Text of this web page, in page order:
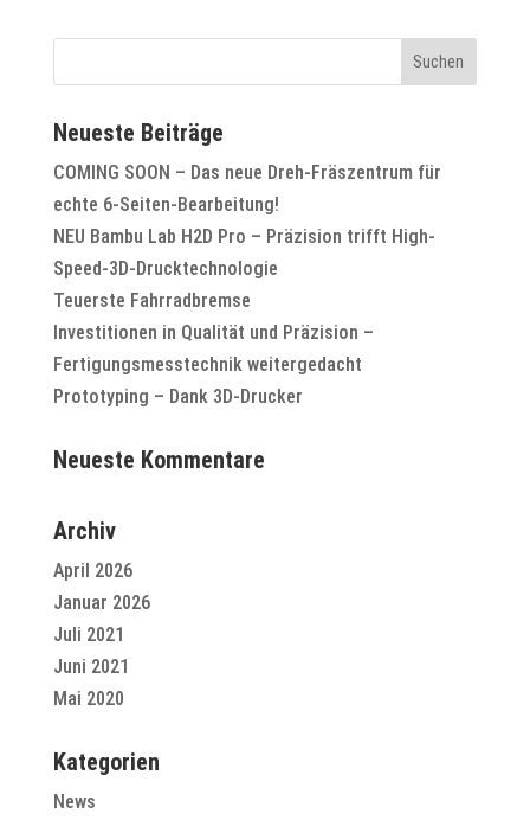
Neueste Beiträge
COMING SOON – Das neue Dreh-Fräszentrum für
echte 6-Seiten-Bearbeitung!
NEU Bambu Lab H2D Pro – Präzision trifft High-
Speed-3D-Drucktechnologie
Teuerste Fahrradbremse
Investitionen in Qualität und Präzision –
Fertigungsmesstechnik weitergedacht
Prototyping – Dank 3D-Drucker
Neueste Kommentare
Archiv
April 2026
Januar 2026
Juli 2021
Juni 2021
Mai 2020
Kategorien
News